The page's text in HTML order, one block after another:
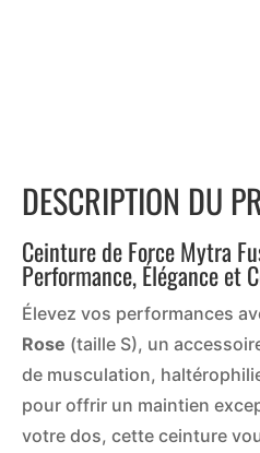
DESCRIPTION DU
Ceinture de Force Mytra
Performance, Élégance et
Élevez vos performances
Rose (taille S), un
de musculation,
pour offrir un maintien
votre dos, cette ceinture